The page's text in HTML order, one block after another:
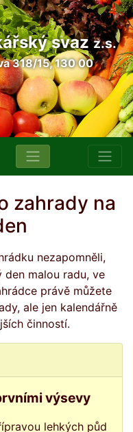
svazz.s.
318/15, 130 00
zahrady na
malou radu, ve
právě můžete
ale jen kalendářně
činností.
výsevy
lehkých půd